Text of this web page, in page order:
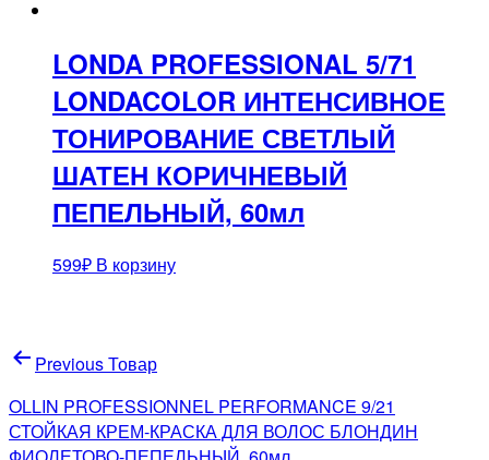
LONDA PROFESSIONAL 5/71
LONDACOLOR ИНТЕНСИВНОЕ
ТОНИРОВАНИЕ СВЕТЛЫЙ
ШАТЕН КОРИЧНЕВЫЙ
ПЕПЕЛЬНЫЙ, 60мл
599₽ В корзину
Навигация
по
записям
Previous Товар
OLLIN PROFESSIONNEL PERFORMANCE 9/21
СТОЙКАЯ КРЕМ-КРАСКА ДЛЯ ВОЛОС БЛОНДИН